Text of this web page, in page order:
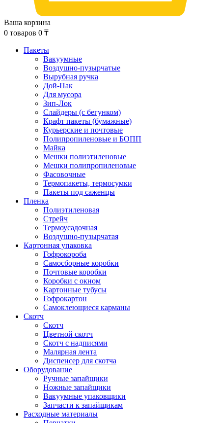
Ваша корзина
0 товаров 0 ₸
Пакеты
Вакуумные
Воздушно-пузырчатые
Вырубная ручка
Дой-Пак
Для мусора
Зип-Лок
Слайдеры (с бегунком)
Крафт пакеты (бумажные)
Курьерские и почтовые
Полипропиленовые и БОПП
Майка
Мешки полиэтиленовые
Мешки полипропиленовые
Фасовочные
Термопакеты, термосумки
Пакеты под саженцы
Пленка
Полиэтиленовая
Стрейч
Термоусадочная
Воздушно-пузырчатая
Картонная упаковка
Гофрокороба
Самосборные коробки
Почтовые коробки
Коробки с окном
Картонные тубусы
Гофрокартон
Самоклеющиеся карманы
Скотч
Скотч
Цветной скотч
Скотч с надписями
Малярная лента
Диспенсер для скотча
Оборудование
Ручные запайщики
Ножные запайщики
Вакуумные упаковщики
Запчасти к запайщикам
Расходные материалы